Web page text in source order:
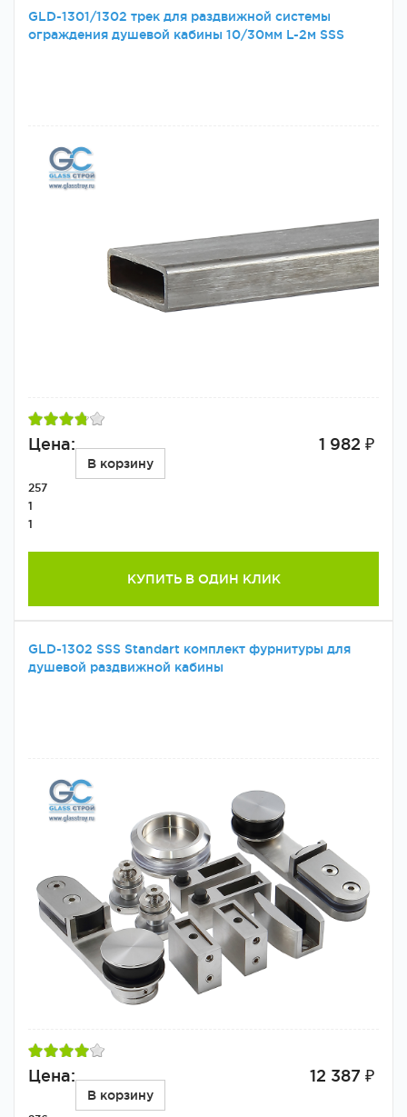
GLD-1301/1302 трек для раздвижной системы
ограждения душевой кабины 10/30мм L-2м SSS
Цена: 1 982 ₽
В корзину
257
1
1
КУПИТЬ В ОДИН КЛИК
GLD-1302 SSS Standart комплект фурнитуры для
душевой раздвижной кабины
Цена: 12 387 ₽
В корзину